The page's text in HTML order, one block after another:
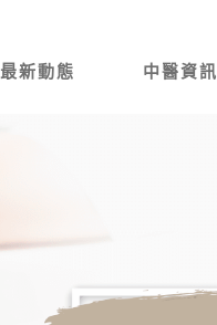
最新動態 中醫資訊